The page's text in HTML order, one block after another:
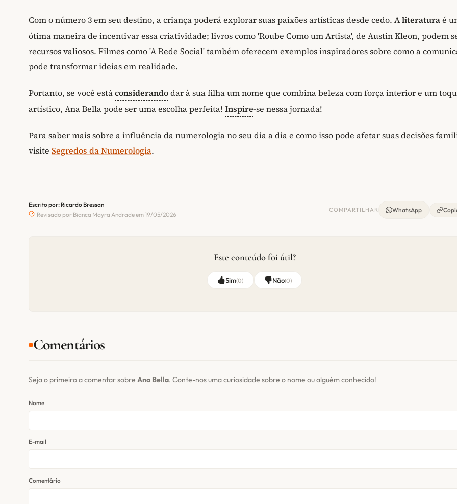
Com o número 3 em seu destino, a criança poderá explorar suas paixões artísticas desde cedo. Aliteraturaé
ótima maneira de incentivar essa criatividade; livros como 'Roube Como um Artista', de Austin Kleon, podem
recursos valiosos. Filmes como 'A Rede Social' também oferecem exemplos inspiradores sobre como a
pode transformar ideias em realidade.
Portanto, se você estáconsiderandodar à sua filha um nome que combina beleza com força interior e um
artístico, Ana Bella pode ser uma escolha perfeita! Inspire-se nessa jornada!
Para saber mais sobre a influência da numerologia no seu dia a dia e como isso pode afetar suas decisões
visite Segredos da Numerologia.
Escrito por: Ricardo Bressan
Revisado por Bianca Mayra Andrade em 19/05/2026
COMPARTILHAR WhatsApp
Este conteúdo foi útil?
Sim(0) Não(0)
Comentários
Seja o primeiro a comentar sobre Ana Bella. Conte-nos uma curiosidade sobre o nome ou alguém conhecido!
Nome
E-mail
Comentário